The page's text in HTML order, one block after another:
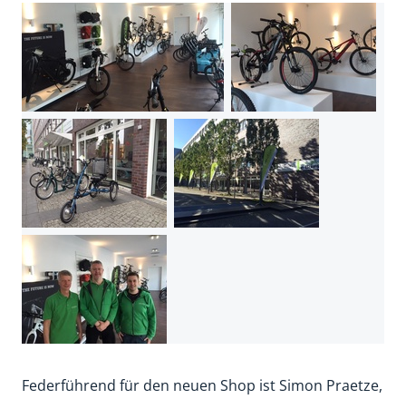
Federführend für den neuen Shop ist Simon Praetze,